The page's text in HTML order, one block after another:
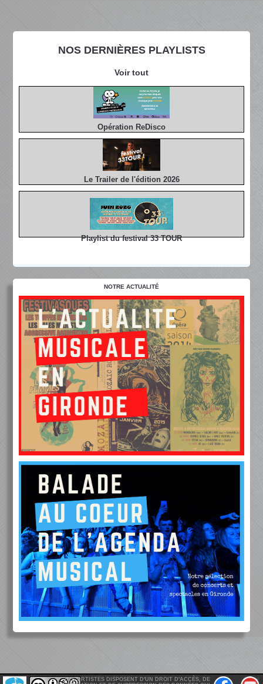
NOS DERNIÈRES PLAYLISTS
Voir tout
Opération ReDisco
Le Trailer de l'édition 2026
Playlist du festival 33 TOUR
NOTRE ACTUALITÉ
LES ARTISTES DISPOSENT D'UN DROIT D'ACCÈS, DE